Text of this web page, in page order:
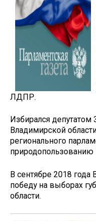
ЛДПР.
Избирался депутатом
Владимирской
регионального
природопользованию
В сентябре 2018
победу на выборах
области.